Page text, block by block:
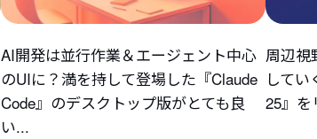
AI開発は並行作業＆エージェント中心
のUIに？満を持して登場した『Claude
Code』のデスクトップ版がとても良
い...
周辺視
してい
25』を